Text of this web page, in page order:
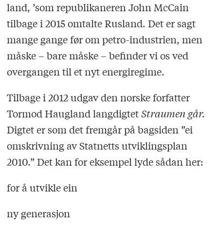
land, ’som republikaneren John McCain
tilbage i 2015 omtalte Rusland. Det er sagt
mange gange før om petro-industrien, men
måske – bare måske – befinder vi os ved
overgangen til et nyt energiregime.
Tilbage i 2012 udgav den norske forfatter
Tormod Haugland langdigtetStraumen går.
Digtet er som det fremgår på bagsiden ”ei
omskrivning av Statnetts utviklingsplan
2010.” Det kan for eksempel lyde sådan her:
for å utvikle ein
ny generasjon